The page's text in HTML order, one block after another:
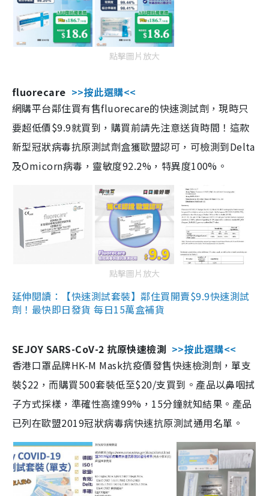
點擊圖片放大
fluorecare >>按此選購<<
網購平台鄰住買有售fluorecare的快速測試劑，現時只
要超低價$9.9就買到，購買前請先注意送貨時間！這款
新型冠狀病毒抗原測試劑盒獲歐盟認可，可檢測到Delta
及Omicorn病毒，靈敏度92.2%，特異度100%。
點擊圖片放大
延伸閱讀：【快速測試套裝】鄰住買開賣$9.9快速測試
劑！最快即日發貨 每日15萬盒補貨
SEJOY SARS-CoV-2 抗原快速檢測 >>按此選購<<
香港口罩品牌HK-M Mask抗疫價發售快速檢測劑，單支
裝$22，而購買500套裝低至$20/支買到。產品以鼻咽拭
子方式採樣，準確性高達99%，15分鐘就知結果。產品
已列在歐盟2019冠狀病毒病快速抗原測試通用名單。